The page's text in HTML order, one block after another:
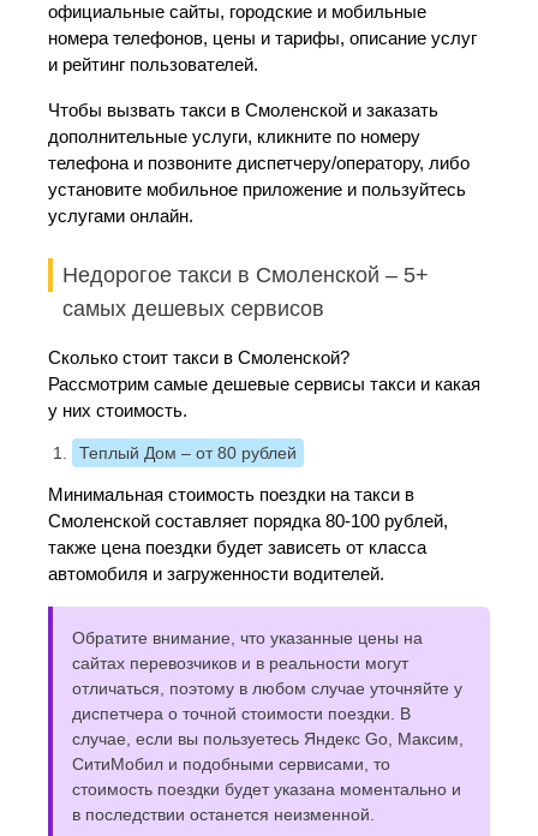
официальные сайты, городские и мобильные
номера телефонов, цены и тарифы, описание услуг
и рейтинг пользователей.
Чтобы вызвать такси в Смоленской и заказать
дополнительные услуги, кликните по номеру
телефона и позвоните диспетчеру/оператору, либо
установите мобильное приложение и пользуйтесь
услугами онлайн.
Недорогое такси в Смоленской – 5+
самых дешевых сервисов
Сколько стоит такси в Смоленской?
Рассмотрим самые дешевые сервисы такси и какая
у них стоимость.
Теплый Дом – от 80 рублей
Минимальная стоимость поездки на такси в
Смоленской составляет порядка 80-100 рублей,
также цена поездки будет зависеть от класса
автомобиля и загруженности водителей.
Обратите внимание, что указанные цены на
сайтах перевозчиков и в реальности могут
отличаться, поэтому в любом случае уточняйте у
диспетчера о точной стоимости поездки. В
случае, если вы пользуетесь Яндекс Go, Максим,
СитиМобил и подобными сервисами, то
стоимость поездки будет указана моментально и
в последствии останется неизменной.